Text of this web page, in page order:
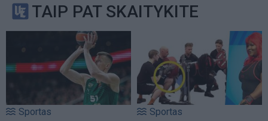
TAIP PAT SKAITYKITE
Sportas Sportas